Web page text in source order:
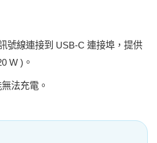
號線連接到 USB-C 連接埠，提供
W )。
法充電。